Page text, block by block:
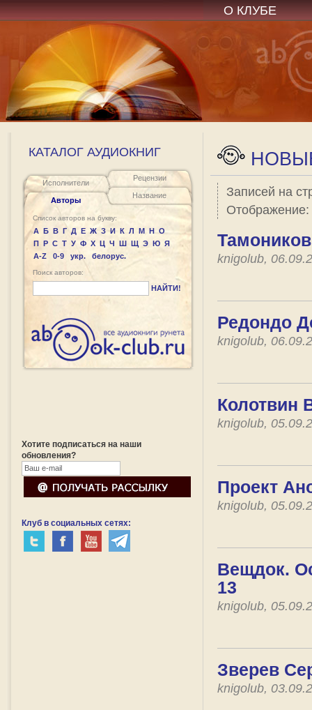
О КЛУБЕ
КАТАЛОГ АУДИОКНИГ
Исполнители
Авторы
Рецензии
Название
Список авторов на букву:
А Б В Г Д Е Ж З И К Л М Н О
П Р С Т У Ф Х Ц Ч Ш Щ Э Ю Я
A-Z
0-9 укр. белорус.
Поиск авторов:
НАЙТИ!
Хотите подписаться на наши
обновления?
Клуб в социальных сетях:
Записей на
Отображение:
knigolub,
Редондо
knigolub,
Колотвин
knigolub,
Проект
knigolub,
Вещдок.
13
knigolub,
Зверев
knigolub,